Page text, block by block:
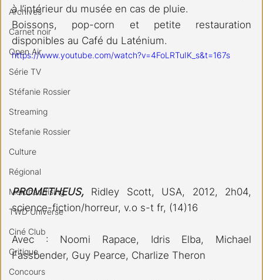
Archives
Carnet noir
Open Air
Série TV
Stéfanie Rossier
Streaming
Stefanie Rossier
Culture
Régional
Merchandising
TWD Universe
Ciné Club
Critique
Concours
à l’intérieur du musée en cas de pluie.
Boissons, pop-corn et petite restauration
disponibles au Café du Laténium.
https://www.youtube.com/watch?v=4FoLRTuIK_s&t=167s
PROMETHEUS, Ridley Scott, USA, 2012, 2h04,
science-fiction/horreur, v.o s-t fr, (14)16
Avec : Noomi Rapace, Idris Elba, Michael
Fassbender, Guy Pearce, Charlize Theron